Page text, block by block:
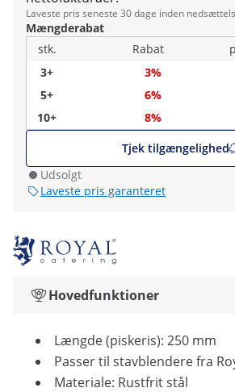
Laveste pris seneste 30 dage inden
Mængderabat
stk.
Rabat
3+
3%
5+
6%
10+
8%
Tjek tilgængelighed
Udsolgt
Laveste pris garanteret
Hovedfunktioner
Længde (piskeris): 250 mm
Passer til stavblendere fra
Materiale: Rustfrit stål